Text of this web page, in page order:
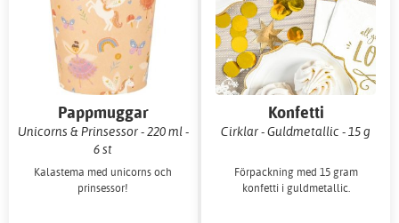
Pappmuggar
Unicorns & Prinsessor - 220 ml -
6 st
Kalastema med unicorns och
prinsessor!
Konfetti
Cirklar - Guldmetallic - 15 g
Förpackning med 15 gram
konfetti i guldmetallic.